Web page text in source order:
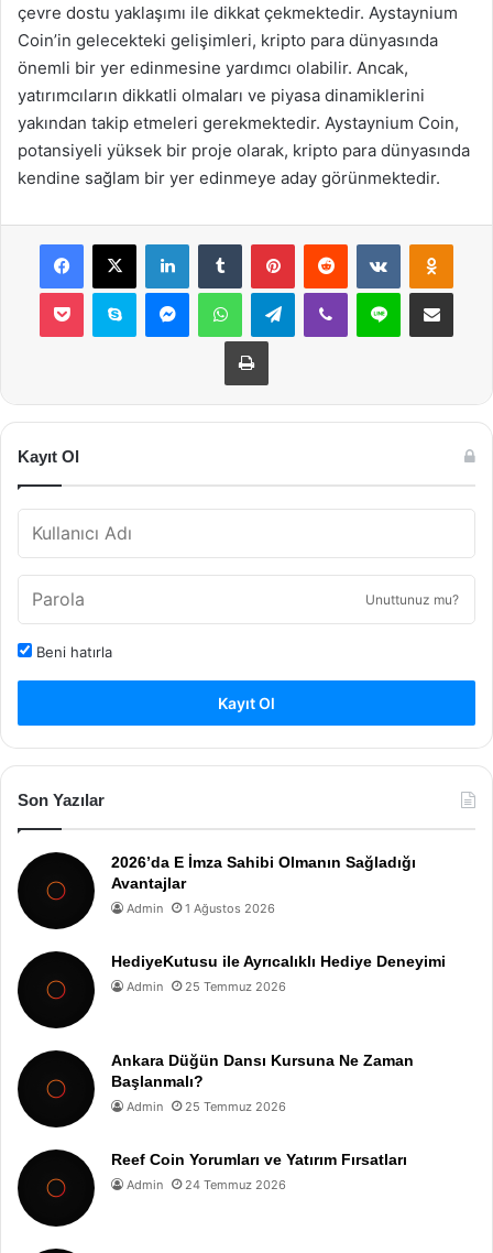
çevre dostu yaklaşımı ile dikkat çekmektedir. Aystaynium
Coin’in gelecekteki gelişimleri, kripto para dünyasında
önemli bir yer edinmesine yardımcı olabilir. Ancak,
yatırımcıların dikkatli olmaları ve piyasa dinamiklerini
yakından takip etmeleri gerekmektedir. Aystaynium Coin,
potansiyeli yüksek bir proje olarak, kripto para dünyasında
kendine sağlam bir yer edinmeye aday görünmektedir.
Facebook
X LinkedInTumblr PinterestReddit VKontakte
Pocket Skype MessengerWhatsAppTelegramViber Line E-Posta ile
Yazdır
Kayıt Ol
Unuttunuz mu?
Beni hatırla
Kayıt Ol
Son Yazılar
2026’da E İmza Sahibi Olmanın Sağladığı
Avantajlar
Admin 1 Ağustos 2026
HediyeKutusu ile Ayrıcalıklı Hediye Deneyimi
Admin 25 Temmuz 2026
Ankara Düğün Dansı Kursuna Ne Zaman
Başlanmalı?
Admin 25 Temmuz 2026
Reef Coin Yorumları ve Yatırım Fırsatları
Admin 24 Temmuz 2026